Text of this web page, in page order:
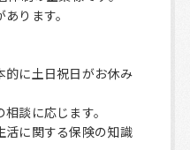
ります。
的に土日祝日がお休み
談に応じます。
活に関する保険の知識